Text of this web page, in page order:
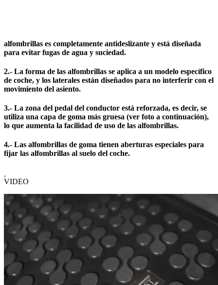
alfombrillas es completamente antideslizante y está diseñada
para evitar fugas de agua y suciedad.
2.- La forma de las alfombrillas se aplica a un modelo específico
de coche, y los laterales están diseñados para no interferir con el
movimiento del asiento.
3.- La zona del pedal del conductor está reforzada, es decir, se
utiliza una capa de goma más gruesa (ver foto a continuación),
lo que aumenta la facilidad de uso de las alfombrillas.
4.- Las alfombrillas de goma tienen aberturas especiales para
fijar las alfombrillas al suelo del coche.
VIDEO